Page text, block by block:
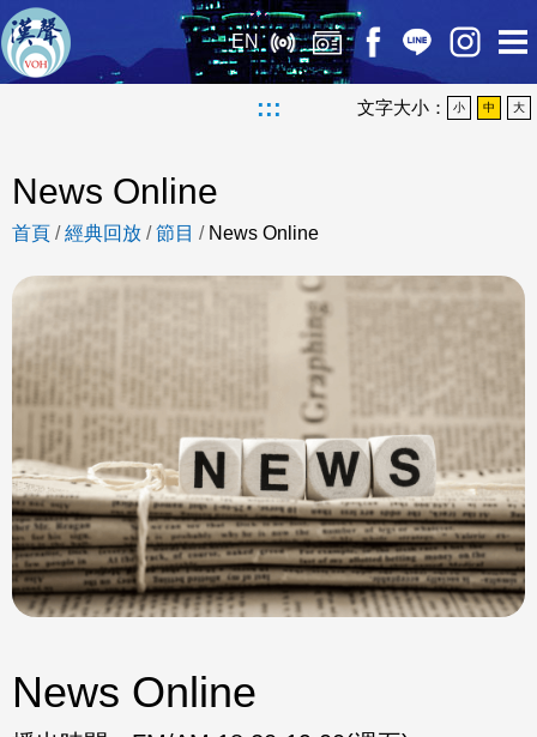
EN
::: 文字大小： 小 中 大
News Online
首頁 /經典回放 /節目 / News Online
News Online